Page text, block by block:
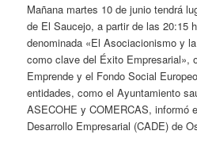
Mañana martes 10 de junio tendrá
de El Saucejo, a partir de las 20:15
denominada «El Asociacionismo y
como clave del Éxito Empresarial»,
Emprende y el Fondo Social
entidades, como el Ayuntamiento
ASECOHE y COMERCAS, informó
Desarrollo Empresarial (CADE) de